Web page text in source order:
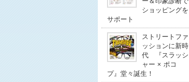
ショッピングを
サポート
ストリートファ
ッションに新時
代 『スラッシ
ャー × ポコ
プ』堂々誕生！